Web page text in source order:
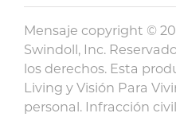
Mensaje copyright ©
Swindoll, Inc.
los derechos. Esta
Living y Visión Para
personal. Infracción